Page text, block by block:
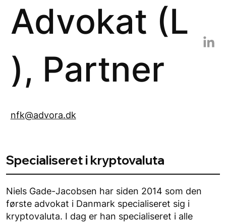
Specialiseret i kryptovaluta
Niels Gade-Jacobsen har siden 2014 som den
første advokat i Danmark specialiseret sig i
kryptovaluta. I dag er han specialiseret i alle
Advokat (L
), Partner
nfk@advora.dk